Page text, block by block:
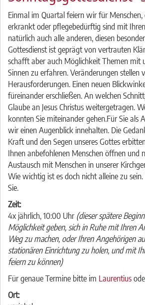
Einmal im Quartal feiern wir für Menschen,
erkrankt oder pflegebedürftig sind mit
natürlich auch alle anderen, diesen
Gottesdienst ist geprägt von vertrauten
schafft aber auch Möglichkeit Themen mit
Sinnen zu erfahren. Veränderungen stellen
Herausforderungen. Einen neuen
füreinander erschließen. An welchen
Glaube an Jesus Christus weitergetragen.
konnten Sie miteinander gehen.Für Sie als
wir einen Augenblick innehalten. Die
Kraft und den Segen unseres Gottes
Ihnen anbefohlenen Menschen öffnen und
Austausch mit Menschen in unserer
Wie wichtig ist es doch nicht alleine zu
Sie.
Zeit:
4x jährlich, 10:00 Uhr(dieser spätere
Möglichkeit geben, sich in Ruhe mit Ihren
Weg zu machen, oder Ihren Angehörigen
stationären Einrichtung zu holen, und mit
feiern zu können)
Für genaue Termine bitte im Laurentius
Ort: